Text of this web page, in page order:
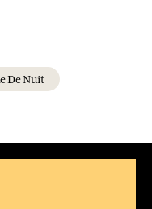
De Nuit